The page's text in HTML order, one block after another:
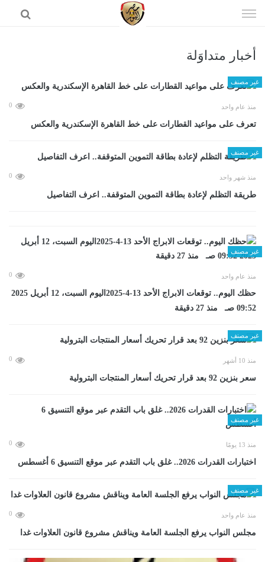
الى
أخبار متداوَلة
غير مصنف
منذ عام واحد 0
تعرف على مواعيد القطارات على خط القاهرة الإسكندرية والعكس
غير مصنف
منذ شهر واحد 0
طريقة التظلم لإعادة بطاقة التموين المتوقفة.. اعرف التفاصيل
غير مصنف
منذ عام واحد 0
حظك اليوم.. توقعات الابراج الأحد 13-4-2025اليوم السبت، 12 أبريل 2025
09:52 صـ منذ 27 دقيقة
غير مصنف
منذ 10 أشهر 0
سعر بنزين 92 بعد قرار تحريك أسعار المنتجات البترولية
غير مصنف
منذ 13 يومًا 0
اختبارات القدرات 2026.. غلق باب التقدم عبر موقع التنسيق 6 أغسطس
غير مصنف
منذ عام واحد 0
مجلس النواب يرفع الجلسة العامة ويناقش مشروع قانون العلاوات غدا